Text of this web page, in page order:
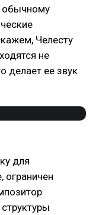
обычному
Челесту
не
делает ее звук
для
ограничен